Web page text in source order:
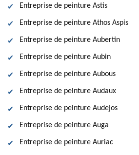
Entreprise de peinture Astis
Entreprise de peinture Athos Aspis
Entreprise de peinture Aubertin
Entreprise de peinture Aubin
Entreprise de peinture Aubous
Entreprise de peinture Audaux
Entreprise de peinture Audejos
Entreprise de peinture Auga
Entreprise de peinture Auriac